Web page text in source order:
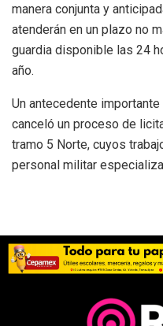
manera conjunta y
atenderán en un plazo no
guardia disponible las 24
año.
Un antecedente
canceló un proceso de
tramo 5 Norte, cuyos
personal militar